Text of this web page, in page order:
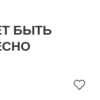
БЫТЬ